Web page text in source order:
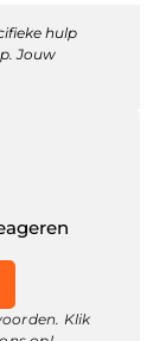
hulp
Jouw
Klik